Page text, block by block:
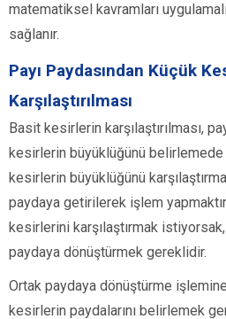
matematiksel kavramları
sağlanır.
Payı Paydasından Küçük
Karşılaştırılması
Basit kesirlerin karşılaştırılması,
kesirlerin büyüklüğünü
kesirlerin büyüklüğünü
paydaya getirilerek işlem
kesirlerini karşılaştırmak
paydaya dönüştürmek gereklidir.
Ortak paydaya dönüştürme
kesirlerin paydalarını belirlemek